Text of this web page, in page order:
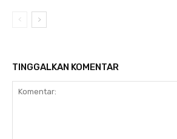
TINGGALKAN KOMENTAR